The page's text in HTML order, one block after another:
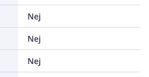
Nej
Nej
Nej